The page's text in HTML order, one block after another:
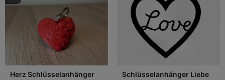
Herz Schlüsselanhänger Schlüsselanhänger Liebe